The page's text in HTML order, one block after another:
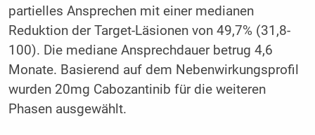
partielles Ansprechen mit einer medianen
Reduktion der Target-Läsionen von 49,7% (31,8-
100). Die mediane Ansprechdauer betrug 4,6
Monate. Basierend auf dem Nebenwirkungsprofil
wurden 20mg Cabozantinib für die weiteren
Phasen ausgewählt.